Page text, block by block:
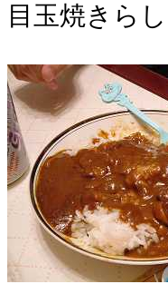
目玉焼きら